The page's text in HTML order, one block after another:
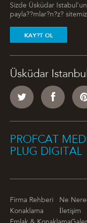
Sizde Üsküdar
payla??mlar?n?z?
KAY?T OL
Üsküdar
PROFCAT
PLUG DIGITAL
Firma Rehberi
Ne
Konaklama
İletişim